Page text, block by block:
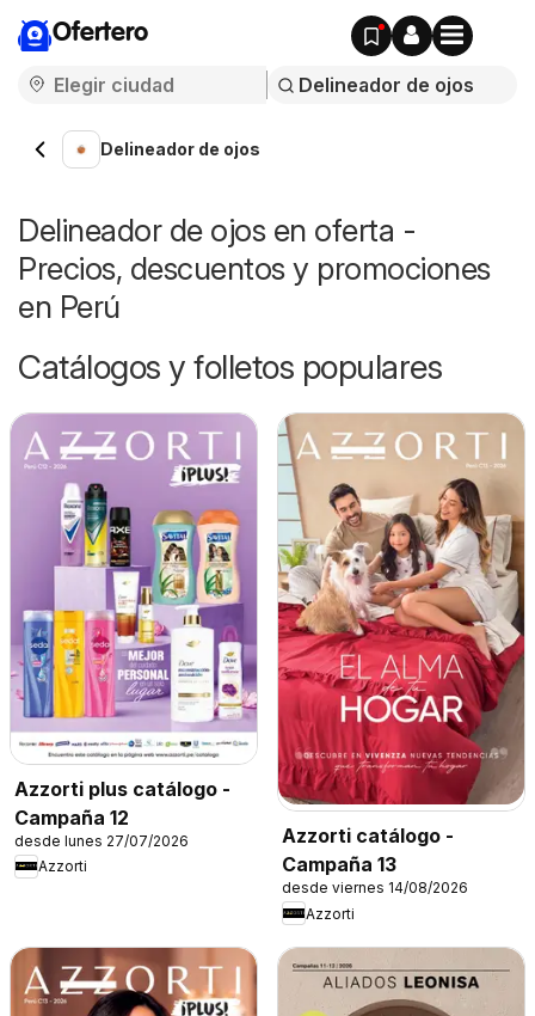
Ofertero
Delineador de ojos
Delineador de ojos en oferta -
Precios, descuentos y promociones
en Perú
Catálogos y folletos populares
Azzorti plus catálogo -
Campaña 12
desde lunes 27/07/2026
Azzorti
Azzorti catálogo -
Campaña 13
desde viernes 14/08/2026
Azzorti